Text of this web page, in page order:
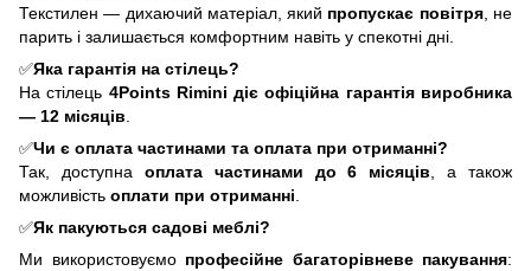
Текстилен — дихаючий матеріал, який пропускає повітря, не
парить і залишається комфортним навіть у спекотні дні.
✅Яка гарантія на стілець?
На стілець 4Points Riminiдіє офіційна гарантія виробника
— 12 місяців
✅Чи є оплата частинами та оплата при отриманні?
Так, доступна оплата частинами до 6 місяців , а також
можливість оплати при отриманні
✅Як пакуються садові меблі?
Ми використовуємо професійне багаторівневе пакування: